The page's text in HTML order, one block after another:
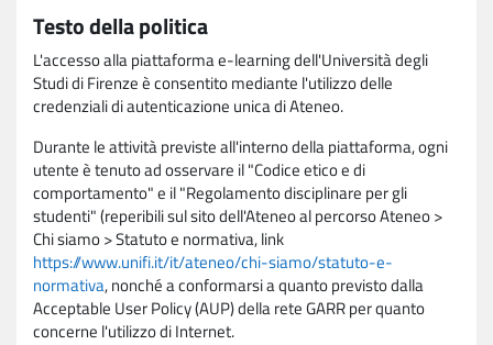
Testo della politica
L'accesso alla piattaforma e-learning dell'Università degli
Studi di Firenze è consentito mediante l'utilizzo delle
credenziali di autenticazione unica di Ateneo.
Durante le attività previste all'interno della piattaforma, ogni
utente è tenuto ad osservare il "Codice etico e di
comportamento" e il "Regolamento disciplinare per gli
studenti" (reperibili sul sito dell'Ateneo al percorso Ateneo >
Chi siamo > Statuto e normativa, link
https://www.unifi.it/it/ateneo/chi-siamo/statuto-e-
normativa, nonché a conformarsi a quanto previsto dalla
Acceptable User Policy (AUP) della rete GARR per quanto
concerne l'utilizzo di Internet.